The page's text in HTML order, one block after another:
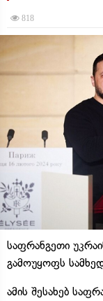
818
საფრანგეთი
გამოუყოფს
ამის შესახებ